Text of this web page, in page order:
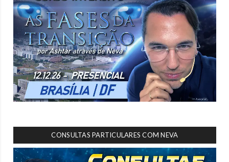
CONSULTAS PARTICULARES COM NEVA